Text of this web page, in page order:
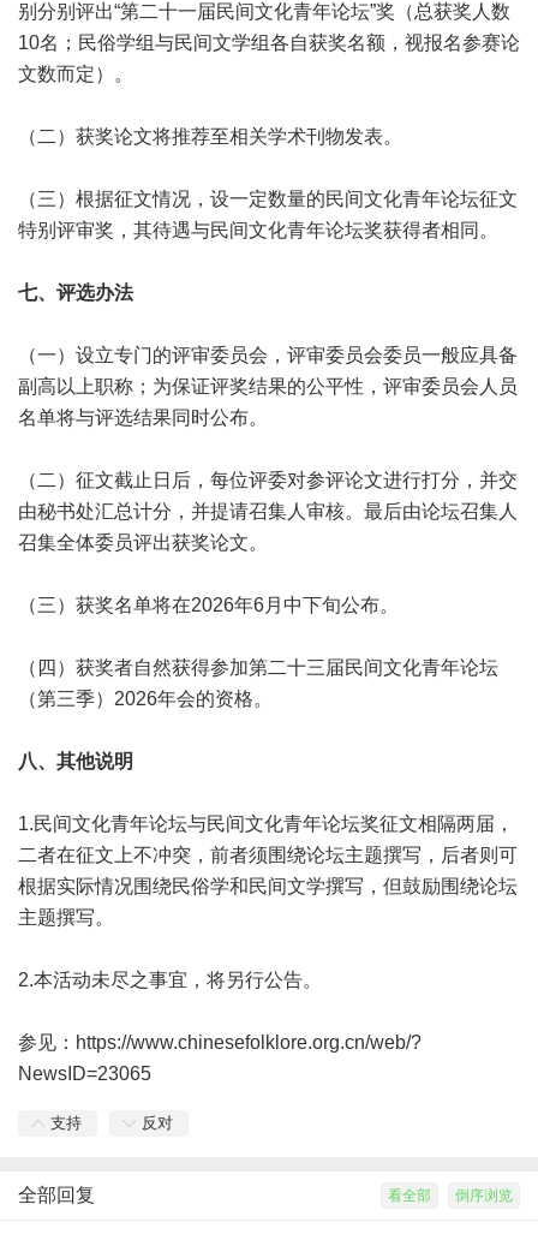
别分别评出“第二十一届民间文化青年论坛”奖（总获奖人数
10名；民俗学组与民间文学组各自获奖名额，视报名参赛论
文数而定）。
（二）获奖论文将推荐至相关学术刊物发表。
（三）根据征文情况，设一定数量的民间文化青年论坛征文
特别评审奖，其待遇与民间文化青年论坛奖获得者相同。
七、评选办法
（一）设立专门的评审委员会，评审委员会委员一般应具备
副高以上职称；为保证评奖结果的公平性，评审委员会人员
名单将与评选结果同时公布。
（二）征文截止日后，每位评委对参评论文进行打分，并交
由秘书处汇总计分，并提请召集人审核。最后由论坛召集人
召集全体委员评出获奖论文。
（三）获奖名单将在2026年6月中下旬公布。
（四）获奖者自然获得参加第二十三届民间文化青年论坛
（第三季）2026年会的资格。
八、其他说明
1.民间文化青年论坛与民间文化青年论坛奖征文相隔两届，
二者在征文上不冲突，前者须围绕论坛主题撰写，后者则可
根据实际情况围绕民俗学和民间文学撰写，但鼓励围绕论坛
主题撰写。
2.本活动未尽之事宜，将另行公告。
参见： https://www.chinesefolklore.org.cn/web/?
NewsID=23065
支持 反对
倒序浏览
看全部
全部回复